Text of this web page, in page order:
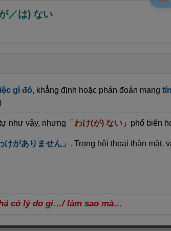
／は) ない
gì đó, khẳng định hoặc phán đoán mang
như vậy, nhưng 「 わけ(が) ない」 phổ biến
けがありません」 . Trong hội thoại thân mật,
có lý do gì…/ làm sao mà…